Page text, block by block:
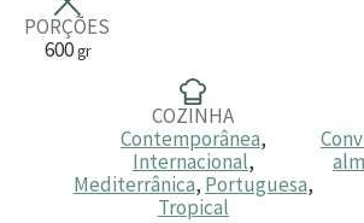
PORÇÕES
600gr
COZINHA
Contemporânea,
Internacional,
Mediterrânica, Portuguesa,
Tropical